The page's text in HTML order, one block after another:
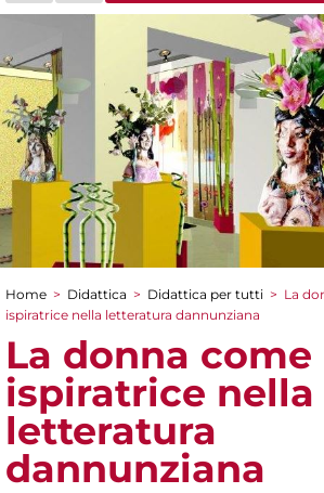
Tu sei qui
Home > Didattica > Didattica per tutti > La
ispiratrice nella letteratura dannunziana
La donna come
ispiratrice nella
letteratura
dannunziana